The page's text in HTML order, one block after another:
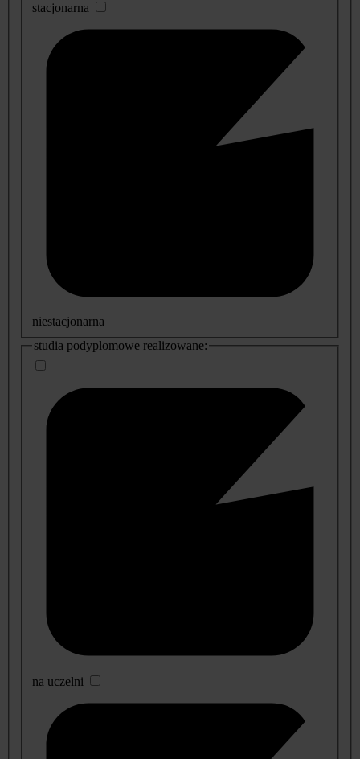
stacjonarna
niestacjonarna
studia podyplomowe realizowane:
na uczelni